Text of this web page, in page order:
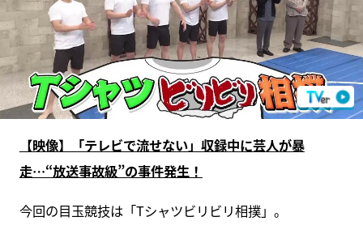
【映像】「テレビで流せない」収録中に芸人が暴
走…“放送事故級”の事件発生！
今回の目玉競技は「Tシャツビリビリ相撲」。